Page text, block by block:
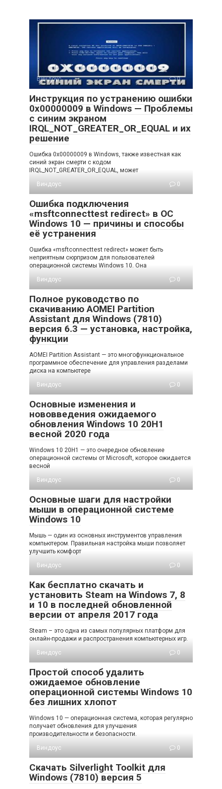
Виндоус 0
Инструкция по устранению ошибки
0x00000009 в Windows — Проблемы
с синим экраном
IRQL_NOT_GREATER_OR_EQUAL и их
решение
Ошибка 0x00000009 в Windows, также известная как
синий экран смерти с кодом
IRQL_NOT_GREATER_OR_EQUAL, может
Виндоус
0
Ошибка подключения
«msftconnecttest redirect» в ОС
Windows 10 — причины и способы
её устранения
Ошибка «msftconnecttest redirect» может быть
неприятным сюрпризом для пользователей
операционной системы Windows 10. Она
Виндоус
0
Полное руководство по
скачиванию AOMEI Partition
Assistant для Windows (7810)
версия 6.3 — установка, настройка,
функции
AOMEI Partition Assistant — это многофункциональное
программное обеспечение для управления разделами
диска на компьютере
Виндоус
0
Основные изменения и
нововведения ожидаемого
обновления Windows 10 20H1
весной 2020 года
Windows 10 20H1 — это очередное обновление
операционной системы от Microsoft, которое ожидается
весной
Виндоус
0
Основные шаги для настройки
мыши в операционной системе
Windows 10
Мышь — один из основных инструментов управления
компьютером. Правильная настройка мыши позволяет
улучшить комфорт
Виндоус
0
Как бесплатно скачать и
установить Steam на Windows 7, 8
и 10 в последней обновленной
версии от апреля 2017 года
Steam – это одна из самых популярных платформ для
онлайн-продажи и распространения компьютерных игр.
Виндоус
0
Простой способ удалить
ожидаемое обновление
операционной системы Windows 10
без лишних хлопот
Windows 10 — операционная система, которая регулярно
получает обновления для улучшения
производительности и безопасности.
Виндоус
0
Скачать Silverlight Toolkit для
Windows (7810) версия 5